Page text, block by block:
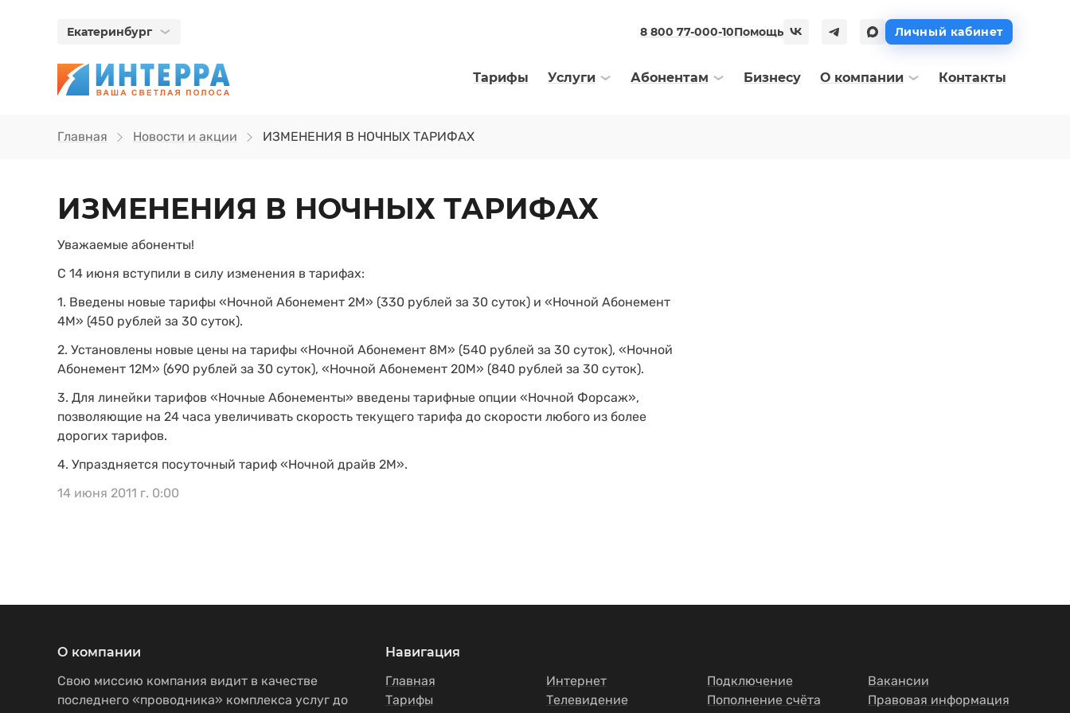
Екатеринбург 8 800 77-000-10Помощь Личный кабинет
Тарифы Услуги Абонентам Бизнесу О компании Контакты
Главная Новости и акции ИЗМЕНЕНИЯ В НОЧНЫХ ТАРИФАХ
ИЗМЕНЕНИЯ В НОЧНЫХ ТАРИФАХ
Уважаемые абоненты!
С 14 июня вступили в силу изменения в тарифах:
1. Введены новые тарифы «Ночной Абонемент 2М» (330 рублей за 30 суток) и «Ночной Абонемент
4М» (450 рублей за 30 суток).
2. Установлены новые цены на тарифы «Ночной Абонемент 8М» (540 рублей за 30 суток), «Ночной
Абонемент 12М» (690 рублей за 30 суток), «Ночной Абонемент 20М» (840 рублей за 30 суток).
3. Для линейки тарифов «Ночные Абонементы» введены тарифные опции «Ночной Форсаж»,
позволяющие на 24 часа увеличивать скорость текущего тарифа до скорости любого из более
дорогих тарифов.
4. Упраздняется посуточный тариф «Ночной драйв 2М».
14 июня 2011 г. 0:00
О компании
Свою миссию компания видит в качестве
последнего «проводника» комплекса услуг до
Навигация
Главная
Тарифы
Интернет
Телевидение
Подключение
Пополнение счёта
Вакансии
Правовая информация